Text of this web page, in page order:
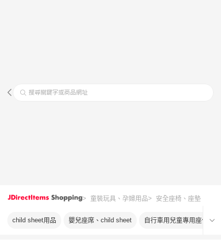
搜尋關鍵字或商品網址
> 童裝玩具、孕婦用品> 安全座椅、座墊
child sheet用品 嬰兒座席、child sheet 自行車用兒童專用座位